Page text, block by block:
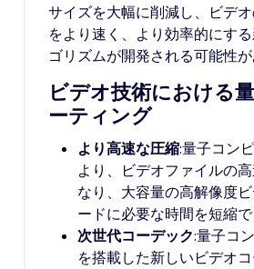
サイズを大幅に削減し、ビデ
をより速く、より効率的にす
ゴリズムが開発される可能性が
ビデオ技術における
ーティング
より高速な圧縮:量子コン
より、ビデオファイルの
なり、大容量の高解像度
ードに必要な時間を短縮で
次世代コーデック:量子コ
を搭載した新しいビデオ